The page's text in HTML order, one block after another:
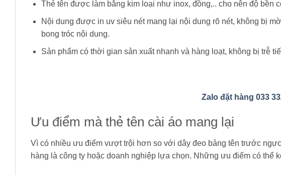
Thẻ tên được làm bằng kim loại như inox, đồng,.. cho nên độ bền
Nội dung được in uv siêu nét mang lại nội dung rõ nét, không bị
bong tróc nội dung.
Sản phẩm có thời gian sản xuất nhanh và hàng loạt, không bị trễ
Zalo đặt hàng 033
Ưu điểm mà thẻ tên cài áo mang lại
Vì có nhiều ưu điểm vượt trội hơn so với dây đeo bảng tên trước
hàng là công ty hoặc doanh nghiệp lựa chọn. Những ưu điểm có thể